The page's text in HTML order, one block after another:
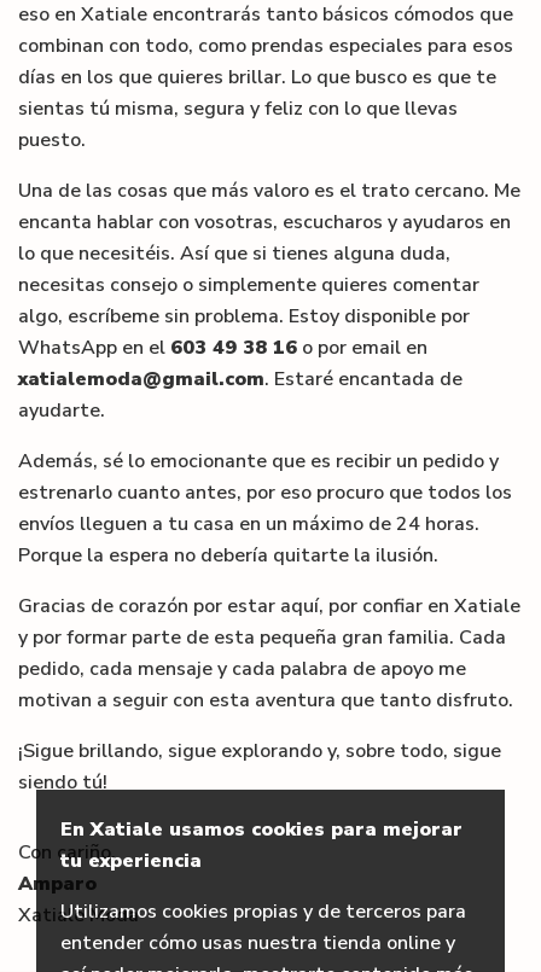
En Xatiale usamos cookies para mejorar
tu experiencia
Utilizamos cookies propias y de terceros para
entender cómo usas nuestra tienda online y
eso en Xatiale encontrarás tanto básicos cómodos que
combinan con todo, como prendas especiales para esos
días en los que quieres brillar. Lo que busco es que te
sientas tú misma, segura y feliz con lo que llevas
puesto.
Una de las cosas que más valoro es el trato cercano. Me
encanta hablar con vosotras, escucharos y ayudaros en
lo que necesitéis. Así que si tienes alguna duda,
necesitas consejo o simplemente quieres comentar
algo, escríbeme sin problema. Estoy disponible por
WhatsApp en el 603 49 38 16 o por email en
xatialemoda@gmail.com. Estaré encantada de
ayudarte.
Además, sé lo emocionante que es recibir un pedido y
estrenarlo cuanto antes, por eso procuro que todos los
envíos lleguen a tu casa en un máximo de 24 horas.
Porque la espera no debería quitarte la ilusión.
Gracias de corazón por estar aquí, por confiar en Xatiale
y por formar parte de esta pequeña gran familia. Cada
pedido, cada mensaje y cada palabra de apoyo me
motivan a seguir con esta aventura que tanto disfruto.
¡Sigue brillando, sigue explorando y, sobre todo, sigue
siendo tú!
Con cariño,
Amparo
Xatiale Moda